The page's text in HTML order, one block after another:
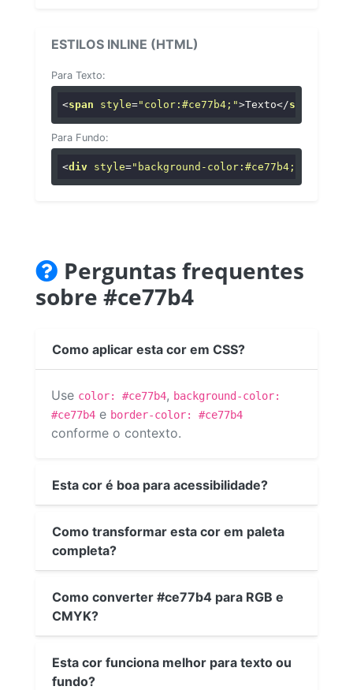
ESTILOS INLINE (HTML)
Para Texto:
<span style="color:#ce77b4;">Texto</span
Para Fundo:
<div style="background-color:#ce77b4;"
Perguntas frequentes
sobre #ce77b4
Como aplicar esta cor em CSS?
Use color: #ce77b4, background-color:
#ce77b4 e border-color: #ce77b4
conforme o contexto.
Esta cor é boa para acessibilidade?
Como transformar esta cor em paleta
completa?
Como converter #ce77b4 para RGB e
CMYK?
Esta cor funciona melhor para texto ou
fundo?